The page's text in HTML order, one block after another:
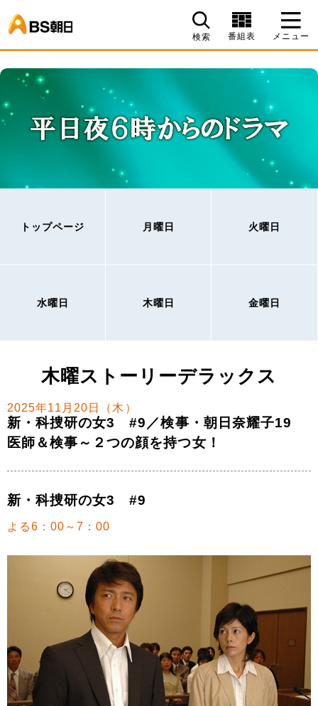
検索 番組表 メニュー
トップページ 月曜日 火曜日
水曜日 木曜日 金曜日
木曜ストーリーデラックス
2025年11月20日（木）
新・科捜研の女3 #9／検事・朝日奈耀子19
医師＆検事～２つの顔を持つ女！
新・科捜研の女3 #9
よる6：00～7：00